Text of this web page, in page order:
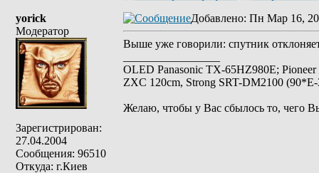
yorick
Модератор
Зарегистрирован:
27.04.2004
Сообщения: 96510
Откуда: г.Киев
Добавлено: Пн Мар 16,
Выше уже говорили: спутник
OLED Panasonic TX-65HZ980E;
ZXC 120cm, Strong SRT-DM2100
Желаю, чтобы у Вас сбылось то, чего